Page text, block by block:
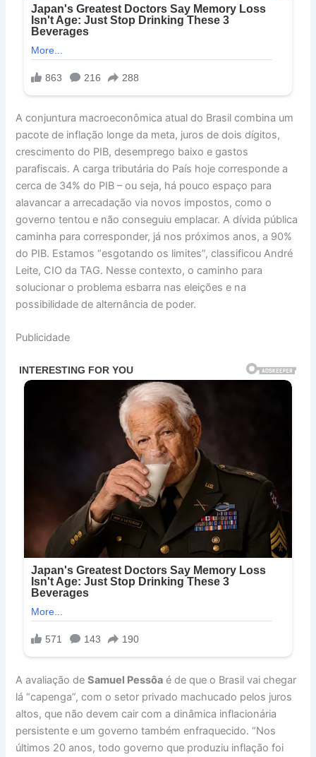
A conjuntura macroeconômica atual do Brasil combina um
pacote de inflação longe da meta, juros de dois dígitos,
crescimento do PIB, desemprego baixo e gastos
parafiscais. A carga tributária do País hoje corresponde a
cerca de 34% do PIB – ou seja, há pouco espaço para
alavancar a arrecadação via novos impostos, como o
governo tentou e não conseguiu emplacar. A dívida pública
caminha para corresponder, já nos próximos anos, a 90%
do PIB. Estamos “esgotando os limites”, classificou André
Leite, CIO da TAG. Nesse contexto, o caminho para
solucionar o problema esbarra nas eleições e na
possibilidade de alternância de poder.
Publicidade
A avaliação deSamuel Pessôa é de que o Brasil vai chegar
lá “capenga”, com o setor privado machucado pelos juros
altos, que não devem cair com a dinâmica inflacionária
persistente e um governo também enfraquecido. “Nos
últimos 20 anos, todo governo que produziu inflação foi